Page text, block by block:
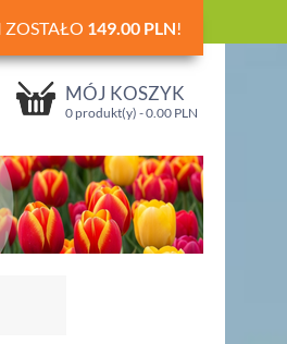
ZOSTAŁO 149.00 PLN!
MÓJ KOSZYK
0 produkt(y) -0.00 PLN